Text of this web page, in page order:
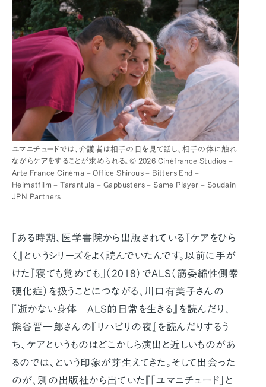
ユマニチュードでは、介護者は相手の目を見て話し、相手の体に触れ
ながらケアをすることが求められる。© 2026 Cinéfrance Studios –
Arte France Cinéma – Office Shirous – Bitters End –
Heimatfilm – Tarantula – Gapbusters – Same Player – Soudain
JPN Partners
「ある時期、医学書院から出版されている『ケアをひら
く』というシリーズをよく読んでいたんです。以前に手が
けた『寝ても覚めても』（2018）でALS（筋委縮性側索
硬化症）を扱うことにつながる、川口有美子さんの
『逝かない身体―ALS的日常を生きる』を読んだり、
熊谷晋一郎さんの『リハビリの夜』を読んだりするう
ち、ケアというものはどこかしら演出と近しいものがあ
るのでは、という印象が芽生えてきた。そして出会った
のが、別の出版社から出ていた『「ユマニチュード」と